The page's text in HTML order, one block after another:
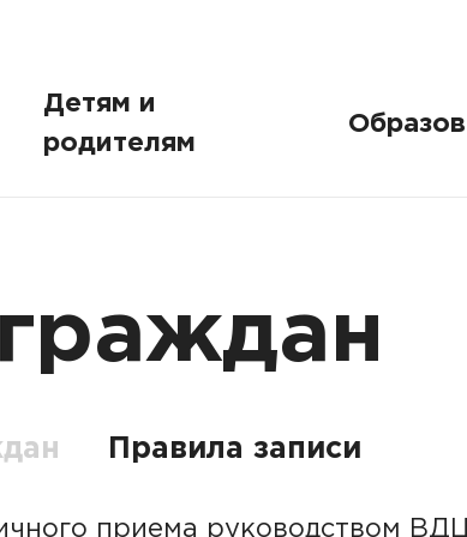
Детям и
родителям
Правила записи
приема руководством